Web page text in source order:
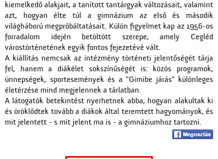
kiemelkedő alakjait, a tanított tantárgyak változásait, valamint
azt, hogyan élte túl a gimnázium az első és második
világháború megpróbáltatásait. Külön figyelmet kap az 1956-os
forradalom idején betöltött szerepe, amely Cegléd
várostörténetének egyik fontos fejezetévé vált.
A kiállítás nemcsak az intézmény történeti jelentőségét tárja
fel, hanem a diákélet sokszínűségét is: közös programok,
ünnepségek, sportesemények és a "Gimibe járás" különleges
életérzése mind megjelennek a tárlatban.
A látogatók betekintést nyerhetnek abba, hogyan alakultak ki
és öröklődtek tovább a diákok által teremtett hagyományok, és
mit jelentett - s mit jelent ma is - a gimnáziumhoz tartozni.